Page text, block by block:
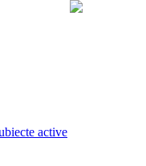
active